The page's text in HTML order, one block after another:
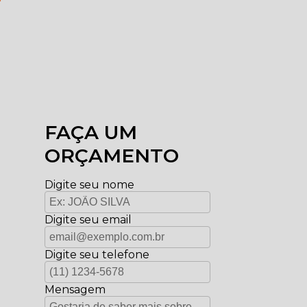
FAÇA UM
ORÇAMENTO
Digite seu nome
Digite seu email
Digite seu telefone
Mensagem